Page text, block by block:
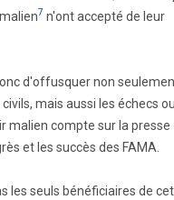
7 n'ont accepté de leur
d'offusquer non
mais aussi les échecs
malien compte sur la presse
et les succès des FAMA.
les seuls bénéficiaires de